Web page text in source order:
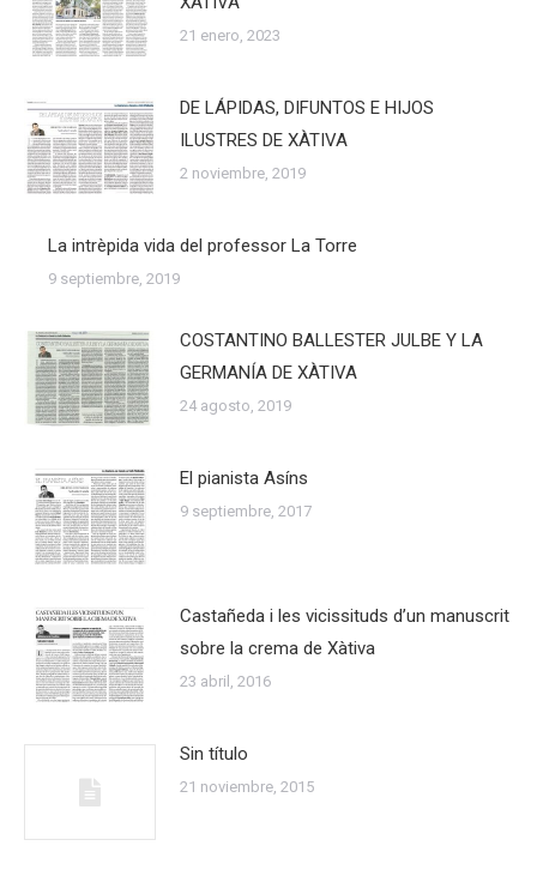
21 enero, 2023
DE LÁPIDAS, DIFUNTOS E HIJOS
ILUSTRES DE XÀTIVA
2 noviembre, 2019
La intrèpida vida del professor La Torre
9 septiembre, 2019
COSTANTINO BALLESTER JULBE Y LA
GERMANÍA DE XÀTIVA
24 agosto, 2019
El pianista Asíns
9 septiembre, 2017
Castañeda i les vicissituds d’un manuscrit
sobre la crema de Xàtiva
23 abril, 2016
Sin título
21 noviembre, 2015